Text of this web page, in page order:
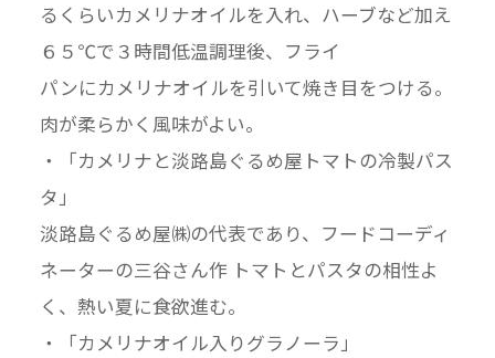
るくらいカメリナオイルを入れ、ハーブなど加え
６５℃で３時間低温調理後、フライ
パンにカメリナオイルを引いて焼き目をつける。
肉が柔らかく風味がよい。
・「カメリナと淡路島ぐるめ屋トマトの冷製パス
タ」
淡路島ぐるめ屋㈱の代表であり、フードコーディ
ネーターの三谷さん作 トマトとパスタの相性よ
く、熱い夏に食欲進む。
・「カメリナオイル入りグラノーラ」